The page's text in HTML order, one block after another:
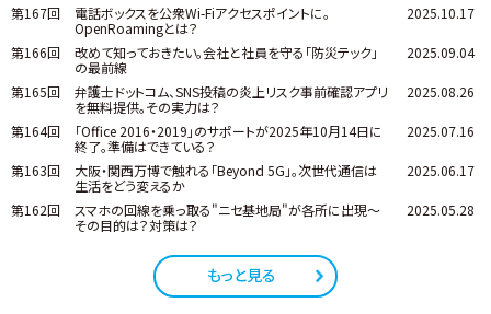
第167回
電話ボックスを公衆Wi-Fiアクセスポイントに。
OpenRoamingとは？
2025.10.17
第166回
改めて知っておきたい。会社と社員を守る「防災テック」
の最前線
2025.09.04
第165回
弁護士ドットコム、SNS投稿の炎上リスク事前確認アプリ
を無料提供。その実力は？
2025.08.26
第164回
「Office 2016・2019」のサポートが2025年10月14日に
終了。準備はできている？
2025.07.16
第163回
大阪・関西万博で触れる「Beyond 5G」。次世代通信は
生活をどう変えるか
2025.06.17
第162回
スマホの回線を乗っ取る"ニセ基地局"が各所に出現～
その目的は？対策は？
2025.05.28
もっと見る